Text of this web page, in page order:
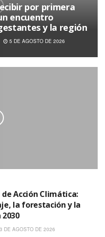
por primera
encuentro
y la región
5 DE AGOSTO DE 2026
Acción Climática:
la forestación y la
3 DE AGOSTO DE 2026